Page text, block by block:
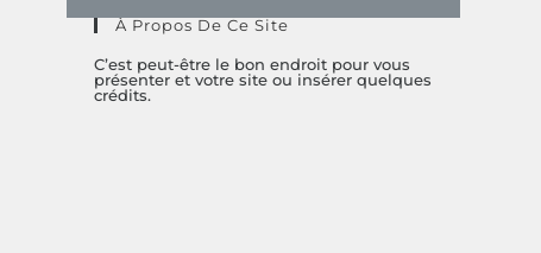
À Propos De Ce Site
C’est peut-être le bon endroit pour vous
présenter et votre site ou insérer quelques
crédits.